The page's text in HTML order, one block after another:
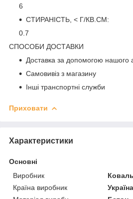
6
СТИРАНІСТЬ, < Г/КВ.СМ:
0.7
СПОСОБИ ДОСТАВКИ
Доставка за допомогою нашого
Самовивіз з магазину
Інші транспортні служби
Приховати
Характеристики
Основні
Виробник
Країна виробник
Україна